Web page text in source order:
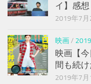
イ】感想
2019年7月
映画/
映画【
間も続
2019年7月